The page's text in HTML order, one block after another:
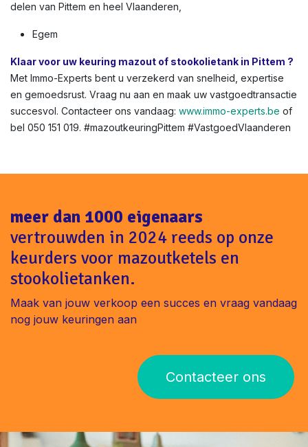
delen van Pittem en heel Vlaanderen,
Egem
Klaar voor uw keuring mazout of stookolietank in Pittem ?
Met Immo-Experts bent u verzekerd van snelheid, expertise
en gemoedsrust. Vraag nu aan en maak uw vastgoedtransactie
succesvol. Contacteer ons vandaag: www.immo-experts.be of
bel 050 151 019. #mazoutkeuringPittem #VastgoedVlaanderen
meer dan 1000 eigenaars
vertrouwden in 2024 reeds op onze
keurders voor mazoutketels en
stookolietanken.
Maak van jouw verkoop een succes en vraag vandaag
nog jouw keuringen aan
Contacteer ons